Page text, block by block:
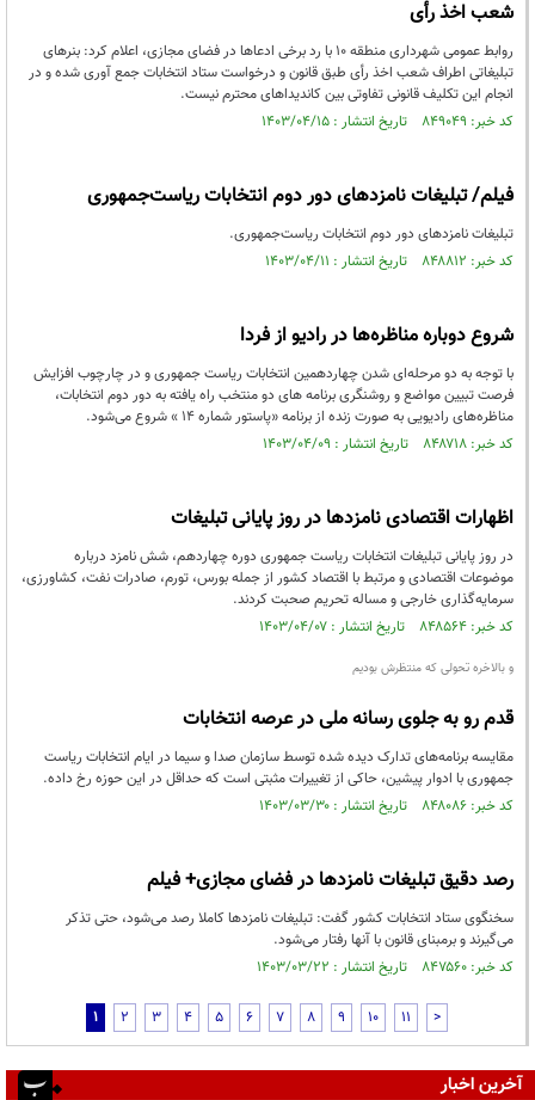
شعب اخذ رأی
روابط عمومی شهرداری منطقه ۱۰ با رد برخی ادعاها در فضای مجازی، اعلام کرد: بنرهای
تبلیغاتی اطراف شعب اخذ رأی طبق قانون و درخواست ستاد انتخابات جمع آوری شده و در
انجام این تکلیف قانونی تفاوتی بین کاندیداهای محترم نیست.
کد خبر: ۸۴۹۰۴۹ تاریخ انتشار : ۱۴۰۳/۰۴/۱۵
فیلم/ تبلیغات نامزدهای دور دوم انتخابات ریاست‌جمهوری
تبلیغات نامزدهای دور دوم انتخابات ریاست‌جمهوری.
کد خبر: ۸۴۸۸۱۲ تاریخ انتشار : ۱۴۰۳/۰۴/۱۱
شروع دوباره مناظره‌ها در رادیو از فردا
با توجه به دو مرحله‌ای شدن چهاردهمین انتخابات ریاست جمهوری و در چارچوب افزایش
فرصت تبیین مواضع و روشنگری برنامه های دو منتخب راه یافته به دور دوم انتخابات،
مناظره‌های رادیویی به صورت زنده از برنامه «پاستور شماره ۱۴ » شروع می‌شود.
کد خبر: ۸۴۸۷۱۸ تاریخ انتشار : ۱۴۰۳/۰۴/۰۹
اظهارات اقتصادی نامزدها در روز پایانی تبلیغات
در روز پایانی تبلیغات انتخابات ریاست جمهوری دوره چهاردهم، شش نامزد درباره
موضوعات اقتصادی و مرتبط با اقتصاد کشور از جمله بورس، تورم، صادرات نفت، کشاورزی،
سرمایه‌گذاری خارجی و مساله تحریم صحبت کردند.
کد خبر: ۸۴۸۵۶۴ تاریخ انتشار : ۱۴۰۳/۰۴/۰۷
و بالاخره تحولی که منتظرش بودیم
قدم رو به جلوی رسانه ملی در عرصه انتخابات
مقایسه برنامه‌های تدارک دیده شده توسط سازمان صدا و سیما در ایام انتخابات ریاست
جمهوری با ادوار پیشین، حاکی از تغییرات مثبتی است که حداقل در این حوزه رخ داده.
کد خبر: ۸۴۸۰۸۶ تاریخ انتشار : ۱۴۰۳/۰۳/۳۰
رصد دقیق تبلیغات نامزدها در فضای مجازی+ فیلم
سخنگوی ستاد انتخابات کشور گفت: تبلیغات نامزدها کاملا رصد می‌شود، حتی تذکر
می‌گیرند و برمبنای قانون با آنها رفتار می‌شود.
کد خبر: ۸۴۷۵۶۰ تاریخ انتشار : ۱۴۰۳/۰۳/۲۲
1 2 3 4 5 6 7 8 9 10 11 >
آخرین اخبار